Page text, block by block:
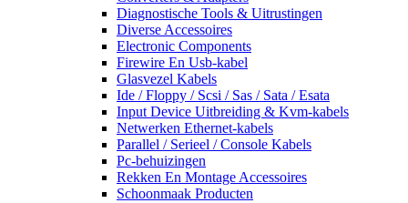
Diagnostische Tools & Uitrustingen
Diverse Accessoires
Electronic Components
Firewire En Usb-kabel
Glasvezel Kabels
Ide / Floppy / Scsi / Sas / Sata / Esata
Input Device Uitbreiding & Kvm-kabels
Netwerken Ethernet-kabels
Parallel / Serieel / Console Kabels
Pc-behuizingen
Rekken En Montage Accessoires
Schoonmaak Producten